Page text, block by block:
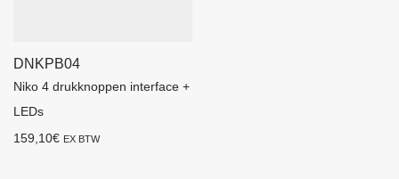
DNKPB04
Niko 4 drukknoppen interface +
LEDs
159,10€ EX BTW